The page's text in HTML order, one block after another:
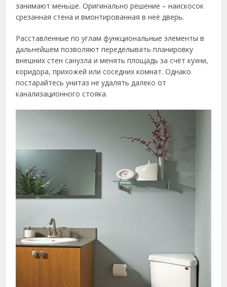
занимают меньше. Оригинально решение – наискосок
срезанная стена и вмонтированная в неё дверь.
Расставленные по углам функциональные элементы в
дальнейшем позволяют переделывать планировку
внешних стен санузла и менять площадь за счёт кухни,
коридора, прихожей или соседних комнат. Однако
постарайтесь унитаз не удалять далеко от
канализационного стояка.